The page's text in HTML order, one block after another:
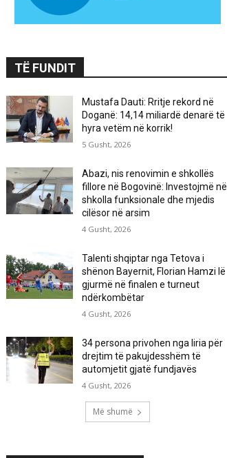
TË FUNDIT
Mustafa Dauti: Rritje rekord në
Doganë: 14,14 miliardë denarë të
hyra vetëm në korrik!
5 Gusht, 2026
Abazi, nis renovimin e shkollës
fillore në Bogovinë: Investojmë në
shkolla funksionale dhe mjedis
cilësor në arsim
4 Gusht, 2026
Talenti shqiptar nga Tetova i
shënon Bayernit, Florian Hamzi lë
gjurmë në finalen e turneut
ndërkombëtar
4 Gusht, 2026
34 persona privohen nga liria për
drejtim të pakujdesshëm të
automjetit gjatë fundjavës
4 Gusht, 2026
Më shumë